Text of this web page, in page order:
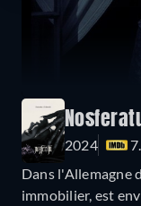
2024
Dans l'Allemagne
immobilier, est